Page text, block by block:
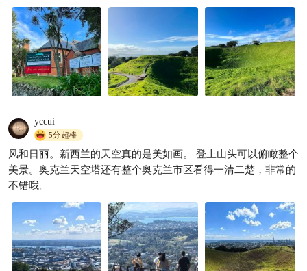
人忍不住多拍几张。山顶风很大，但也格外清新，吹得人心情特
别明朗。是那种不需要门票、不需要规划的好地方，却能留下非
常深刻的记忆。
yccui
5分超棒
风和日丽。新西兰的天空真的是美如画。 登上山头可以俯瞰整个
美景。奥克兰天空塔还有整个奥克兰市区看得一清二楚，非常的
不错哦。